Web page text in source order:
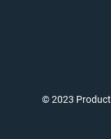
© 2023